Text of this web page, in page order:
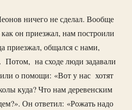
ничего не сделал. Вообще
он приезжал, нам построили
приезжал, общался с нами,
Потом, на сходе люди задавали
о помощи: «Вот у нас хотят
куда? Что нам деревенским
Он ответил: «Рожать надо